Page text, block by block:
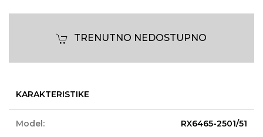
TRENUTNO NEDOSTUPNO
KARAKTERISTIKE
Model: RX6465-2501/51